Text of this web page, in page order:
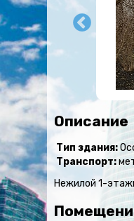
Описание
Тип здания:
Транспорт:
Нежилой 1-